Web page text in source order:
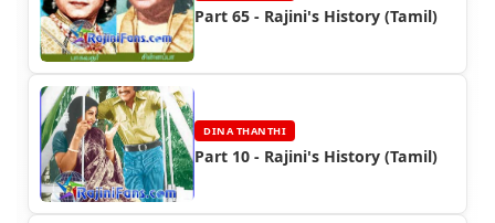
Part 65 - Rajini's History (Tamil)
DINA THANTHI
Part 10 - Rajini's History (Tamil)